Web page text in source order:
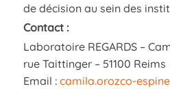
de décision au sein des
Contact :
Laboratoire REGARDS –
rue Taittinger – 51100 Reims
Email : camila.orozco-